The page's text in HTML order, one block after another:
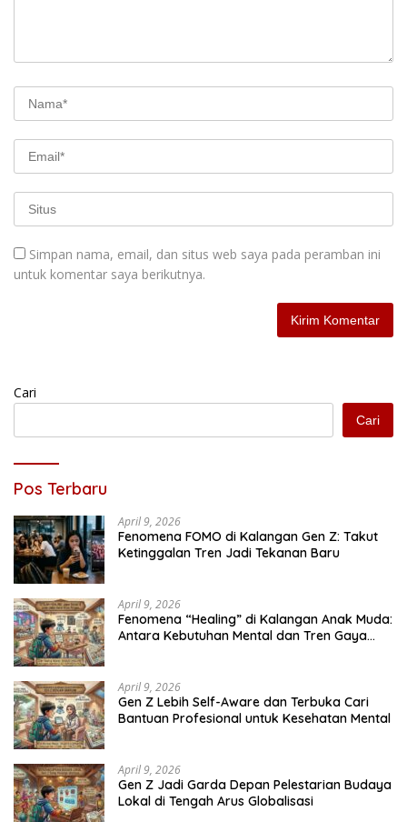
Simpan nama, email, dan situs web saya pada peramban ini
untuk komentar saya berikutnya.
Cari
Cari
Pos Terbaru
April 9, 2026
Fenomena FOMO di Kalangan Gen Z: Takut
Ketinggalan Tren Jadi Tekanan Baru
April 9, 2026
Fenomena “Healing” di Kalangan Anak Muda:
Antara Kebutuhan Mental dan Tren Gaya
April 9, 2026
Gen Z Lebih Self-Aware dan Terbuka Cari
Bantuan Profesional untuk Kesehatan Mental
April 9, 2026
Gen Z Jadi Garda Depan Pelestarian Budaya
Lokal di Tengah Arus Globalisasi